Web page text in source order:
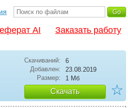
AI Заказать работу
Скачиваний:
6
Добавлен:
23.08.2019
Размер:
1 Мб
Скачать ☆